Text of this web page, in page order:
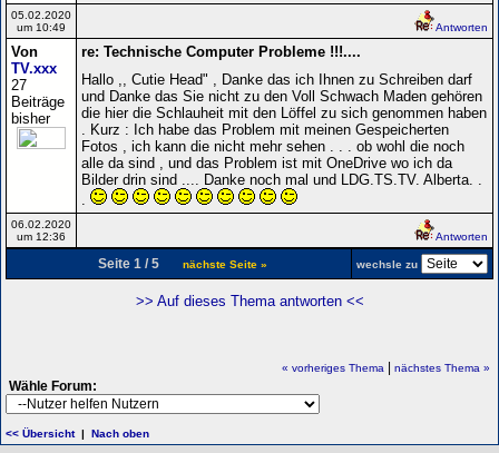
05.02.2020
um 10:49
Antworten
Von
TV.xxx
27
Beiträge
bisher
re: Technische Computer Probleme !!!....
Hallo ,, Cutie Head" , Danke das ich Ihnen zu Schreiben darf
und Danke das Sie nicht zu den Voll Schwach Maden gehören
die hier die Schlauheit mit den Löffel zu sich genommen haben
. Kurz : Ich habe das Problem mit meinen Gespeicherten
Fotos , ich kann die nicht mehr sehen . . . ob wohl die noch
alle da sind , und das Problem ist mit OneDrive wo ich da
Bilder drin sind .... Danke noch mal und LDG.TS.TV. Alberta. .
06.02.2020
um 12:36
Antworten
Seite 1 / 5 nächste Seite » wechsle zu
>> Auf dieses Thema antworten <<
« vorheriges Thema nächstes Thema »
Wähle Forum:
<< Übersicht| Nach oben